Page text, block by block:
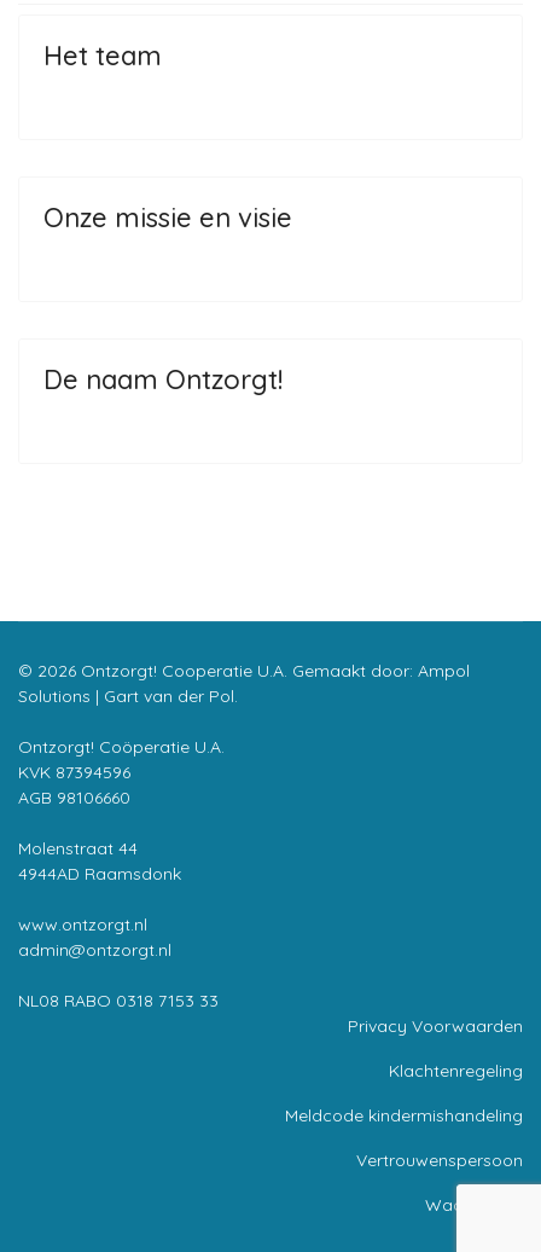
Het team
Onze missie en visie
De naam Ontzorgt!
© 2026 Ontzorgt! Cooperatie U.A. Gemaakt door: Ampol
Solutions | Gart van der Pol.
Ontzorgt! Coöperatie U.A.
KVK 87394596
AGB 98106660
Molenstraat 44
4944AD Raamsdonk
www.ontzorgt.nl
admin@ontzorgt.nl
NL08 RABO 0318 7153 33
Privacy Voorwaarden
Klachtenregeling
Meldcode kindermishandeling
Vertrouwenspersoon
Wachttijden